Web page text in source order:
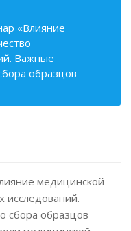
«Влияние
Важные
образцов
медицинской
исследований.
сбора образцов